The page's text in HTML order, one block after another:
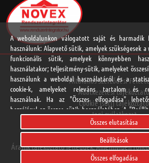
Általános Szerződési
Adatkezelési tájékoztató
Cookie (süti) tájékoztató
Jogi nyilatkozat
Online vitarendezési
Áraink tájékoztató jellegűek. Amennyiben
hívja kapcsolattartóját.
A weboldalunkon válogatott saját és harmadik
használunk: Alapvető sütik, amelyek szükségesek
funkcionális sütik, amelyek könnyebben
használatakor; teljesítmény-sütik, amelyeket
használunk a weboldal használatáról és a
cookie-k, amelyeket releváns tartalom és
használnak. Ha az "Összes elfogadása"
hozzájárul az összes sütik használatához. A
elfogadhat és elutasíthat egyedi sütitípusokat, és
vonatkozó beleegyezését.
Adatvédelmi Nyilatkozat
Összes elutasítása
Beállítások
Összes elfogadása